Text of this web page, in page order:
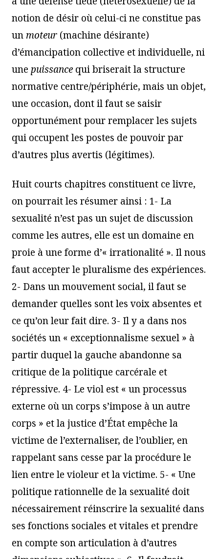
notion de désir où celui-ci ne constitue pas
un moteur (machine désirante)
d’émancipation collective et individuelle, ni
une puissance qui briserait la structure
normative centre/périphérie, mais un objet,
une occasion, dont il faut se saisir
opportunément pour remplacer les sujets
qui occupent les postes de pouvoir par
d’autres plus avertis (légitimes).
Huit courts chapitres constituent ce livre,
on pourrait les résumer ainsi : 1- La
sexualité n’est pas un sujet de discussion
comme les autres, elle est un domaine en
proie à une forme d’« irrationalité ». Il nous
faut accepter le pluralisme des expériences.
2- Dans un mouvement social, il faut se
demander quelles sont les voix absentes et
ce qu’on leur fait dire. 3- Il y a dans nos
sociétés un « exceptionnalisme sexuel » à
partir duquel la gauche abandonne sa
critique de la politique carcérale et
répressive. 4- Le viol est « un processus
externe où un corps s’impose à un autre
corps » et la justice d’État empêche la
victime de l’externaliser, de l’oublier, en
rappelant sans cesse par la procédure le
lien entre le violeur et la victime. 5- « Une
politique rationnelle de la sexualité doit
nécessairement réinscrire la sexualité dans
ses fonctions sociales et vitales et prendre
en compte son articulation à d’autres